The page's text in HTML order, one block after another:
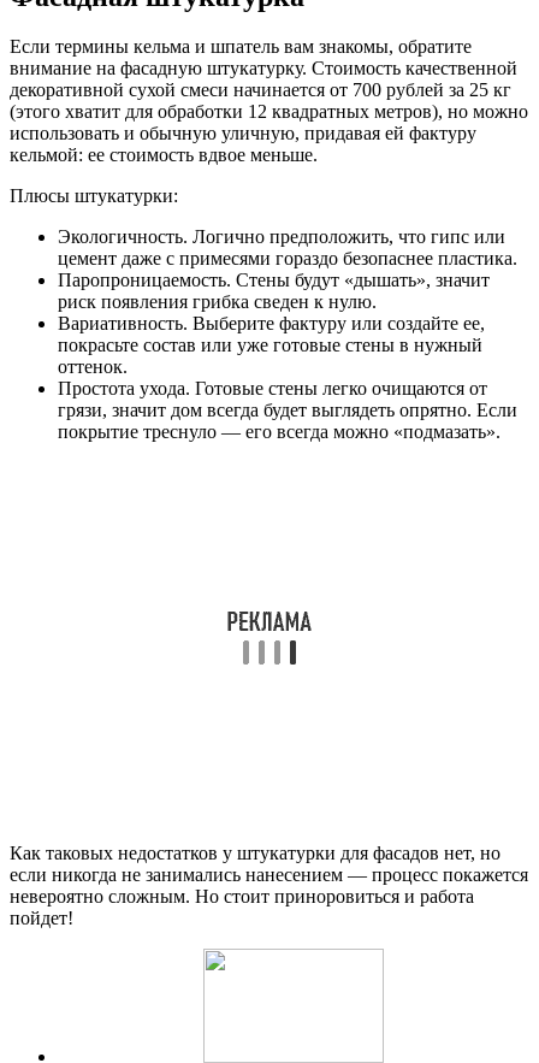
Если термины кельма и шпатель вам знакомы, обратите
внимание на фасадную штукатурку. Стоимость качественной
декоративной сухой смеси начинается от 700 рублей за 25 кг
(этого хватит для обработки 12 квадратных метров), но можно
использовать и обычную уличную, придавая ей фактуру
кельмой: ее стоимость вдвое меньше.
Плюсы штукатурки:
Экологичность. Логично предположить, что гипс или
цемент даже с примесями гораздо безопаснее пластика.
Паропроницаемость. Стены будут «дышать», значит
риск появления грибка сведен к нулю.
Вариативность. Выберите фактуру или создайте ее,
покрасьте состав или уже готовые стены в нужный
оттенок.
Простота ухода. Готовые стены легко очищаются от
грязи, значит дом всегда будет выглядеть опрятно. Если
покрытие треснуло — его всегда можно «подмазать».
Как таковых недостатков у штукатурки для фасадов нет, но
если никогда не занимались нанесением — процесс покажется
невероятно сложным. Но стоит приноровиться и работа
пойдет!